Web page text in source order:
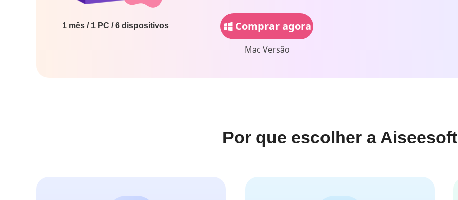
1 mês / 1 PC / 6 dispositivos Comprar agora
Mac Versão
Por que escolher a Aiseesoft